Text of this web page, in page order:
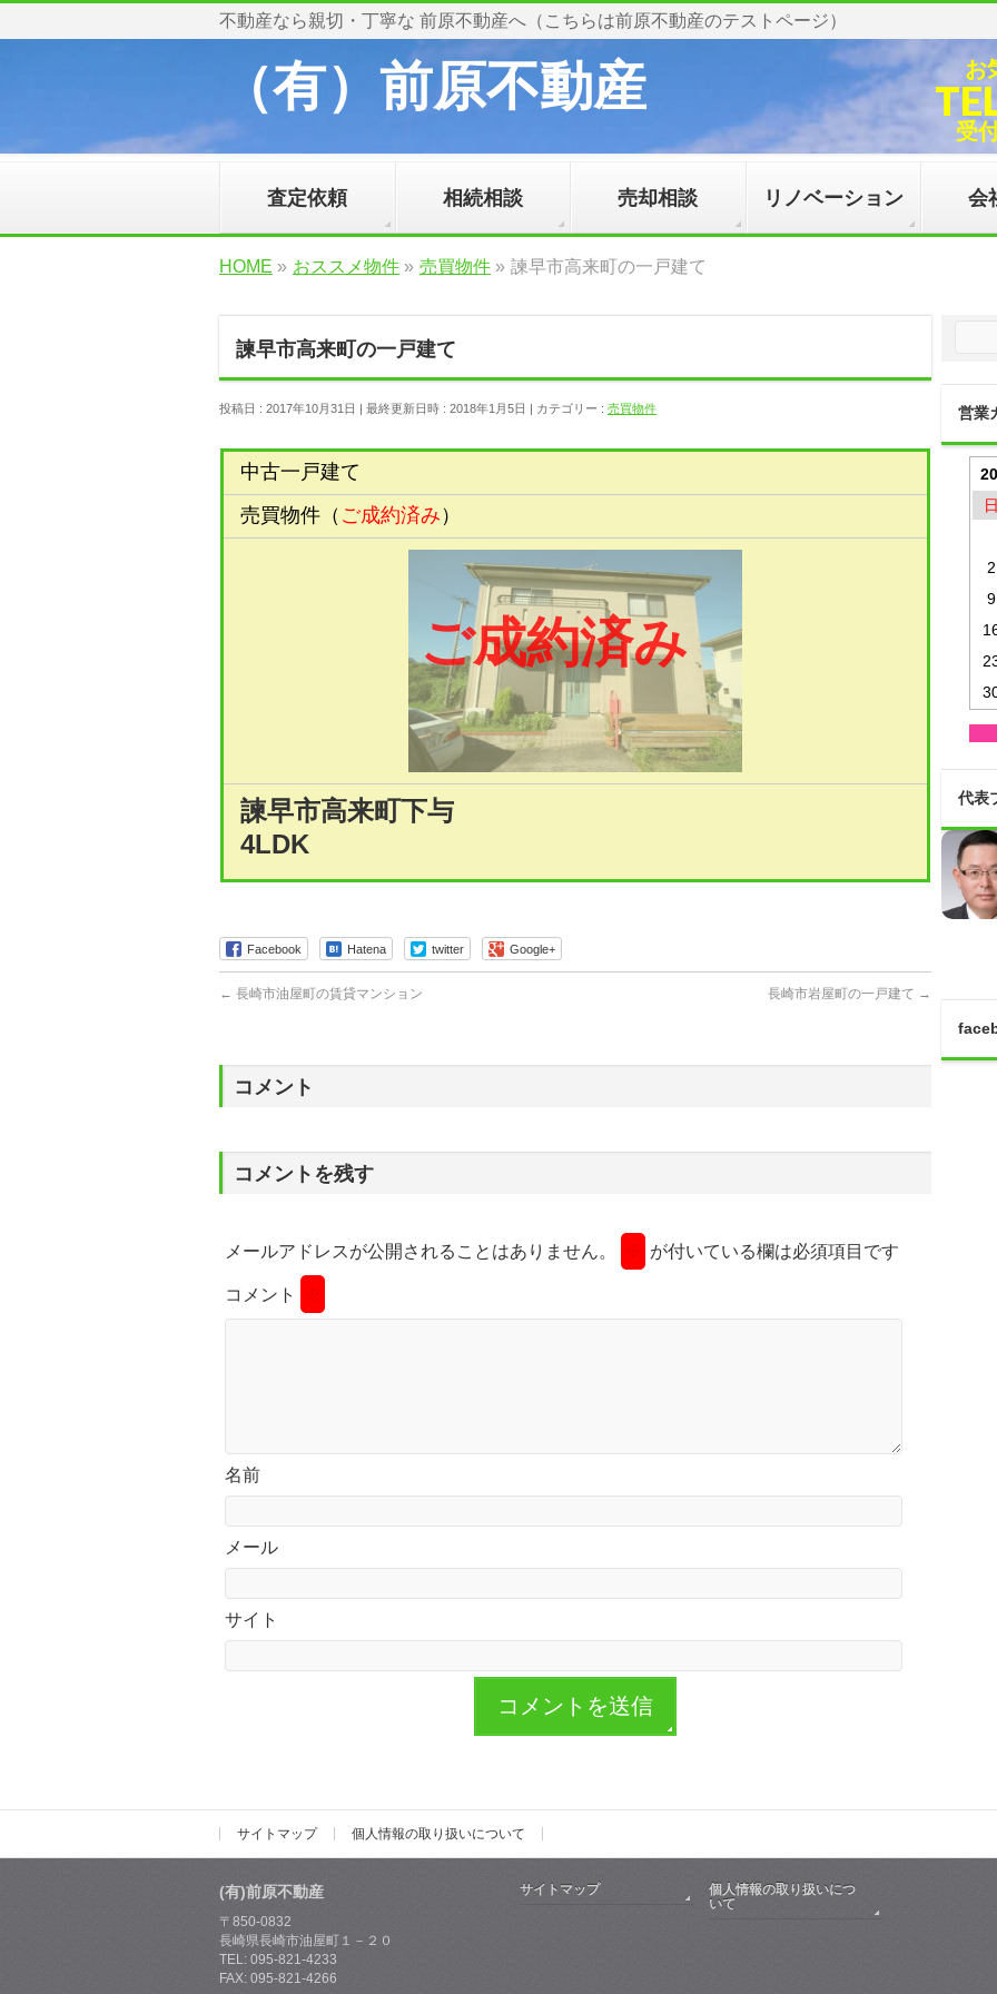
不動産なら親切・丁寧な 前原不動産へ（こちらは前原不動産のテストページ）
（有）前原不動産 お
受
査定依頼 相続相談 売却相談 リノベーション 会
HOME » おススメ物件 » 売買物件 » 諫早市高来町の一戸建て
諫早市高来町の一戸建て
投稿日 : 2017年10月31日 最終更新日時 : 2018年1月5日 カテゴリー : 売買物件
中古一戸建て
売買物件（ ご成約済み ）
ご成約済み
諫早市高来町下与
4LDK
Facebook Hatena twitter Google+
← 長崎市油屋町の賃貸マンション 長崎市岩屋町の一戸建て →
コメント
コメントを残す
メールアドレスが公開されることはありません。 ※ が付いている欄は必須項目です
コメント ※
名前
メール
サイト
営業
2
9
代表
サイトマップ 個人情報の取り扱いについて
(有)前原不動産
〒850-0832
長崎県長崎市油屋町１－２０
TEL: 095-821-4233
FAX: 095-821-4266
サイトマップ
個人情報の取り扱いにつ
いて